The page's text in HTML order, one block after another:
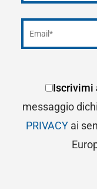
Iscrivimi
messaggio
PRIVACYai